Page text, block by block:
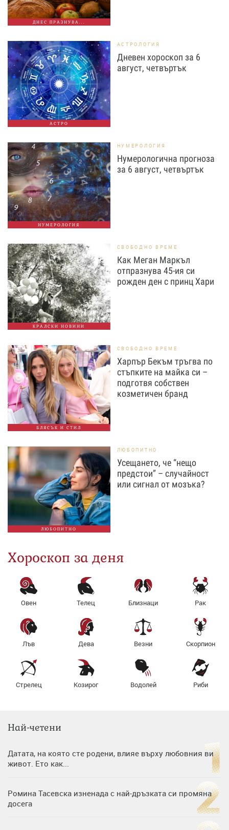
ДНЕС ПРАЗНУВА...
АСТРО
АСТРОЛОГИЯ
Дневен хороскоп за 6
август, четвъртък
НУМЕРОЛОГИЯ
НУМЕРОЛОГИЯ
Нумерологична прогноза
за 6 август, четвъртък
КРАЛСКИ НОВИНИ
СВОБОДНО ВРЕМЕ
Как Меган Маркъл
отпразнува 45-ия си
рожден ден с принц Хари
БЛЯСЪК И СТИЛ
СВОБОДНО ВРЕМЕ
Харпър Бекъм тръгва по
стъпките на майка си –
подготвя собствен
козметичен бранд
ЛЮБОПИТНО
ЛЮБОПИТНО
Усещането, че “нещо
предстои” – случайност
или сигнал от мозъка?
Хороскоп за деня
Овен Телец Близнаци Рак
Лъв Дева Везни Скорпион
Стрелец Козирог Водолей Риби
Най-четени
Датата, на която сте родени, влияе върху любовния ви
живот. Ето как...
Ромина Тасевска изненада с най-дръзката си промяна
досега